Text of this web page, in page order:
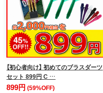
【初心者向け】 初めてのブラスダーツ
セット 899円 C …
899円(59%OFF)